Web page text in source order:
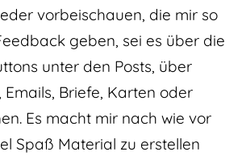
vorbeischauen, die mir so
geben, sei es über die
unter den Posts, über
Briefe, Karten oder
Es macht mir nach wie vor
Spaß Material zu erstellen